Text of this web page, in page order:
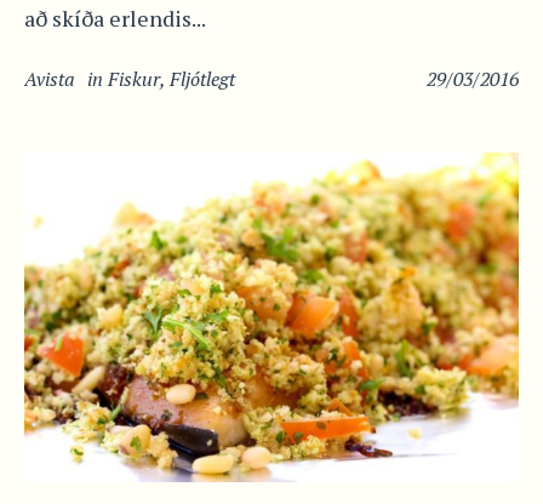
að skíða erlendis...
29/03/2016
Avista inFiskur,Fljótlegt